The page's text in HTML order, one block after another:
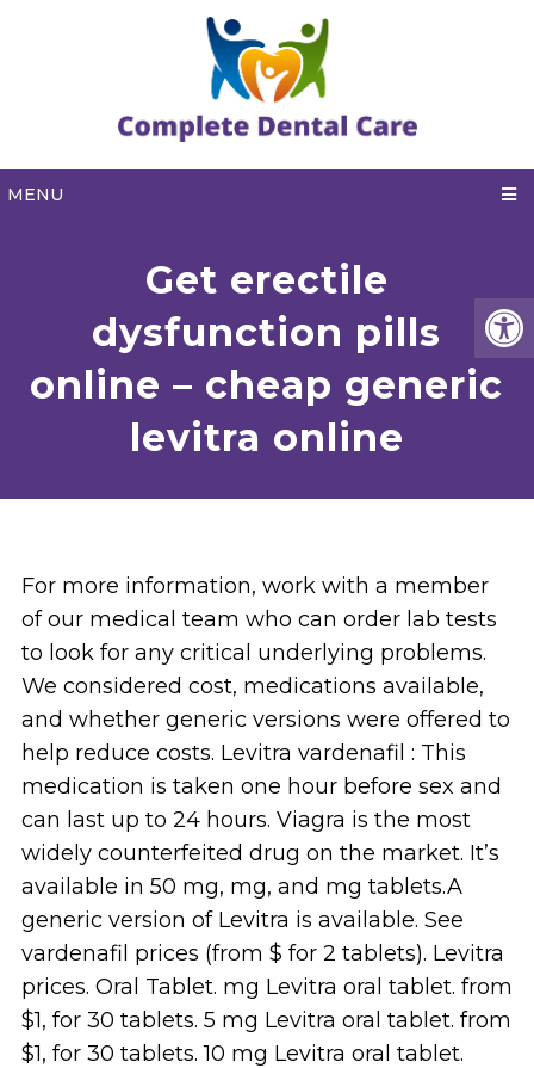
MENU
Get erectile
dysfunction pills
online – cheap generic
levitra online
For more information, work with a member
of our medical team who can order lab tests
to look for any critical underlying problems.
We considered cost, medications available,
and whether generic versions were offered to
help reduce costs. Levitra vardenafil : This
medication is taken one hour before sex and
can last up to 24 hours. Viagra is the most
widely counterfeited drug on the market. It’s
available in 50 mg, mg, and mg tablets.A
generic version of Levitra is available. See
vardenafil prices (from $ for 2 tablets). Levitra
prices. Oral Tablet. mg Levitra oral tablet. from
$1, for 30 tablets. 5 mg Levitra oral tablet. from
$1, for 30 tablets. 10 mg Levitra oral tablet.